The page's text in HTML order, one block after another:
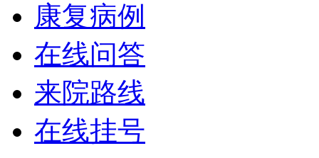
康复病例
在线问答
来院路线
在线挂号